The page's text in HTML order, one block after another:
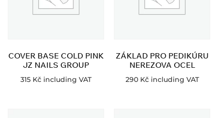
COVER BASE COLD PINK
JZ NAILS GROUP
315 Kč including VAT
ZÁKLAD PRO PEDIKÚRU
NEREZOVA OCEL
290 Kč including VAT